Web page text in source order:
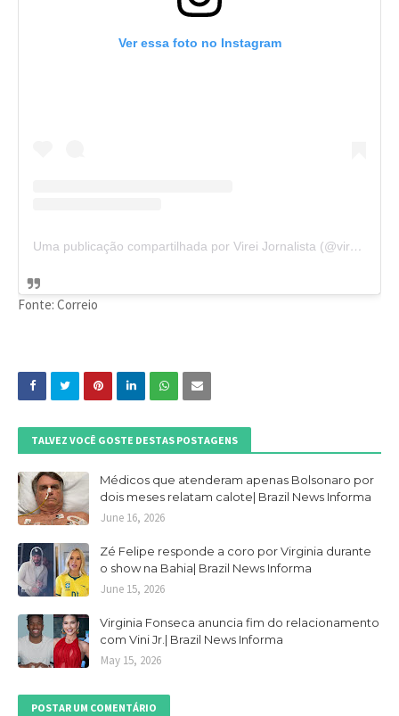
Ver essa foto no Instagram
Uma publicação compartilhada por Virei Jornalista (@vireijornalista)
Fonte: Correio
TALVEZ VOCÊ GOSTE DESTAS POSTAGENS
Médicos que atenderam apenas Bolsonaro por
dois meses relatam calote| Brazil News Informa
June 16, 2026
Zé Felipe responde a coro por Virginia durante
o show na Bahia| Brazil News Informa
June 15, 2026
Virginia Fonseca anuncia fim do relacionamento
com Vini Jr.| Brazil News Informa
May 15, 2026
POSTAR UM COMENTÁRIO